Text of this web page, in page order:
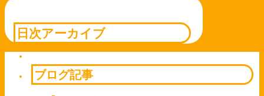
日次アーカイブ
ブログ記事